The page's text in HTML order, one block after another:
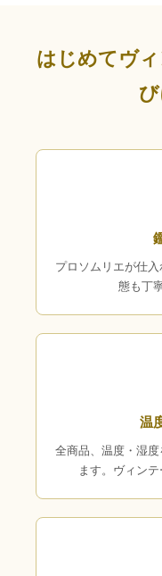
はじめてヴ
プロソムリエが仕
態も丁
温
全商品、温度・湿
ます。ヴィンテ